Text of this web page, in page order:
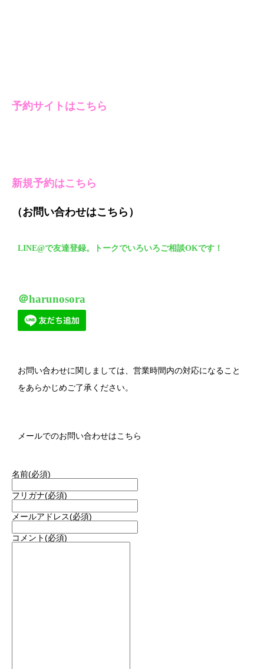
予約サイトはこちら
新規予約はこちら
（お問い合わせはこちら）
LINE@で友達登録。トークでいろいろご相談OKです！
＠harunosora
お問い合わせに関しましては、営業時間内の対応になること
をあらかじめご了承ください。
メールでのお問い合わせはこちら
名前(必須)
フリガナ(必須)
メールアドレス(必須)
コメント(必須)